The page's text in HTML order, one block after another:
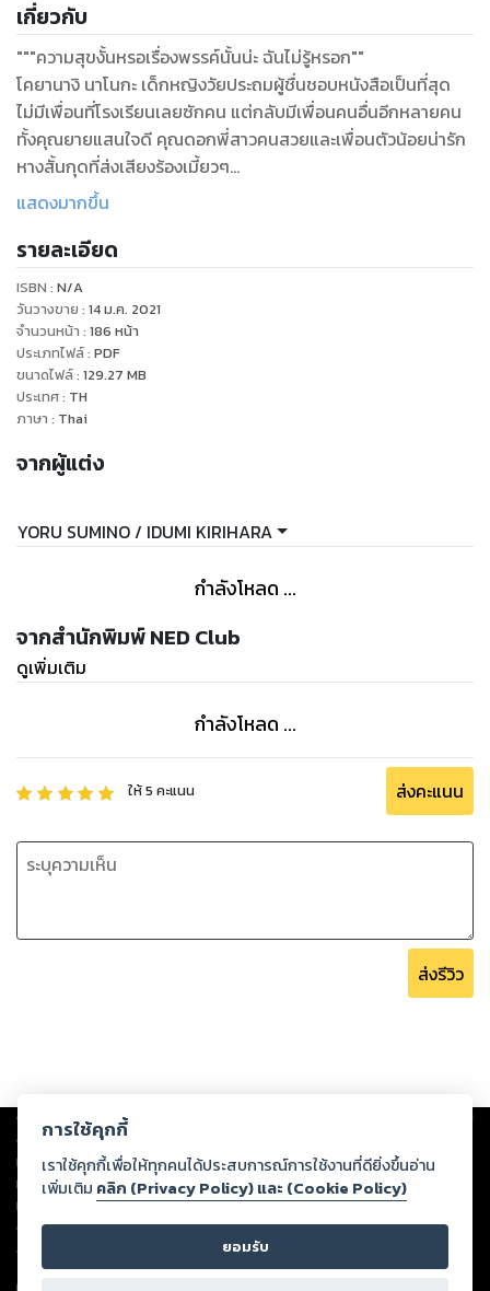
เกี่ยวกับ
"""ความสุขงั้นหรอเรื่องพรรค์นั้นน่ะ ฉันไม่รู้หรอก""
โคยานางิ นาโนกะ เด็กหญิงวัยประถมผู้ชื่นชอบหนังสือเป็นที่สุด
ไม่มีเพื่อนที่โรงเรียนเลยซักคน แต่กลับมีเพื่อนคนอื่นอีกหลายคน
ทั้งคุณยายแสนใจดี คุณดอกพี่สาวคนสวยและเพื่อนตัวน้อยน่ารัก
หางสั้นกุดที่ส่งเสียงร้องเมี้ยวๆ
แล้ววันหนึ่ง นาโนกะก็ได้พานพบกับบางสิ่งที่เกินจะคาดคิด ณ ตึก
ด้วยกันทั้งนั้น
จากนิยายยอดฮิตกลายเป็นการ์ตูนโดยคู่หูมือทองจากเรื่อง ""ตับ
อ่อนเธอนั้น ขอฉันเถอะนะ"" !!"
แสดงมากขึ้น
รายละเอียด
ISBN : N/A
วันวางขาย : 14 ม.ค. 2021
จำนวนหน้า : 186 หน้า
ประเภทไฟล์: PDF
ขนาดไฟล์: 129.27 MB
ประเทศ: TH
ภาษา : Thai
จากผู้แต่ง
YORU SUMINO / IDUMI KIRIHARA
กำลังโหลด ...
จากสำนักพิมพ์ NED Club
ดูเพิ่มเติม
กำลังโหลด ...
ให้5 คะแนน ส่งคะแนน
ส่งรีวิว
Copyright © 2026
ต่อผลงานหรือเนื้อหาใดที่อัปโหลดผ่านเว็บไซต์และปรากฏว่าละเมิดสิทธิใน
ทรัพย์สินทางปัญญาของบุคคลอื่นหรือขัดต่อกฎหมายและศีลธรรม ดังนั้น ผู้อ่าน
ทุกท่านโปรดใช้วิจารณญาณในการกลั่นกรองด้วยตนเอง และหากท่านพบว่าส่วน
หนึ่งส่วนใดขัดต่อกฎหมายและศีลธรรม กรุณาแจ้งมายังบริษัท เพื่อทีมงานจะได้
ดำเนินการในทันที ทั้งนี้ ทางสตอรี่ล็อกขอสงวนลิขสิทธิ์ตามพระราชบัญญัติ
ลิขสิทธิ์ พ.ศ. 2537 (ฉบับล่าสุด)
การใช้คุกกี้
เราใช้คุกกี้เพื่อให้ทุกคนได้ประสบการณ์การใช้งานที่ดียิ่งขึ้นอ่าน
เพิ่มเติม คลิก (Privacy Policy) และ (Cookie Policy)
ยอมรับ